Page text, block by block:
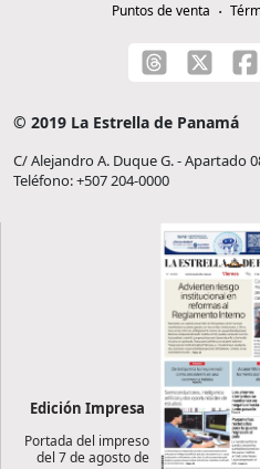
Puntos de venta
© 2019 La Estrella de Panamá
C/ Alejandro A. Duque G. - Apartado
Teléfono: +507 204-0000
Edición Impresa
Portada del impreso
del 7 de agosto de